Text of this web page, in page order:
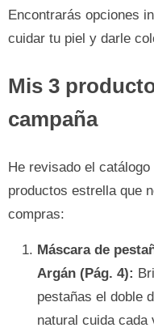
Encontrarás opciones
cuidar tu piel y darle
Mis 3
campaña
He revisado el
productos estrella que
compras:
Máscara de
Argán (Pág. 4):
pestañas el doble
natural cuida cada